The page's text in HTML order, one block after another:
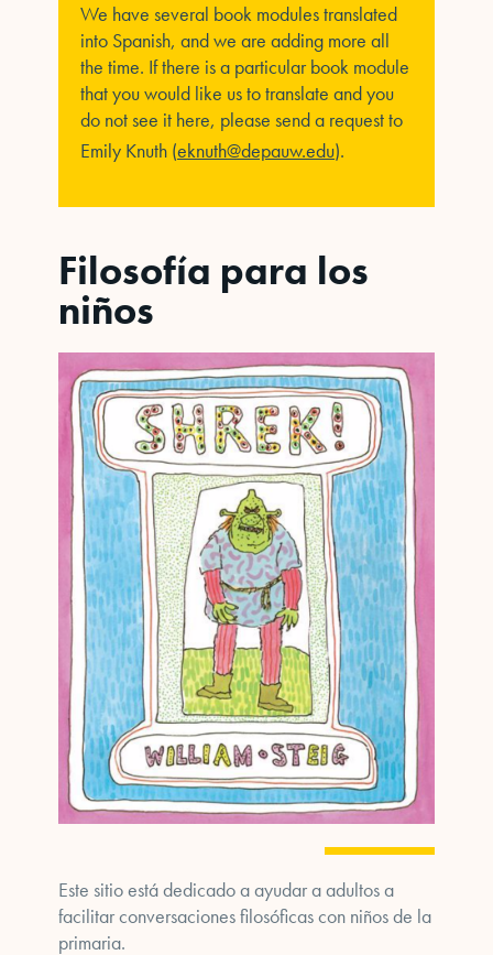
We have several book modules translated
into Spanish, and we are adding more all
the time. If there is a particular book module
that you would like us to translate and you
do not see it here, please send a request to
Emily Knuth (eknuth@depauw.edu).
Filosofía para los
niños
Este sitio está dedicado a ayudar a adultos a
facilitar conversaciones filosóficas con niños de la
primaria.